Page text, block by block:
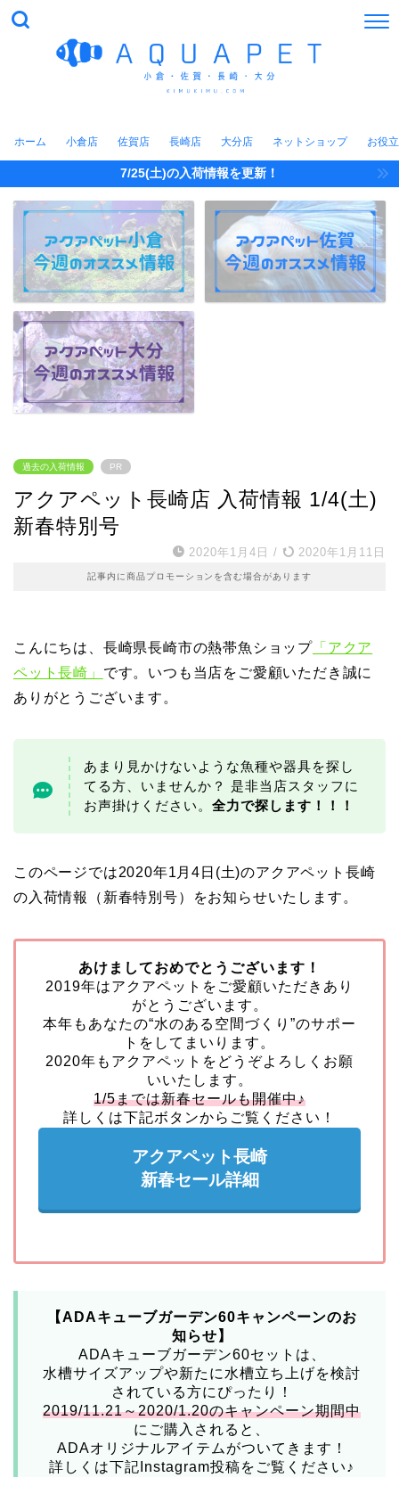
ホーム 小倉店 佐賀店 長崎店 大分店 ネットショップ お役
7/25(土)の入荷情報を更新！
過去の入荷情報 PR
アクアペット長崎店 入荷情報 1/4(土)
新春特別号
2020年1月4日 / 2020年1月11日
記事内に商品プロモーションを含む場合があります
こんにちは、長崎県長崎市の熱帯魚ショップ 「アクア
ペット長崎」 です。いつも当店をご愛顧いただき誠に
ありがとうございます。
あまり見かけないような魚種や器具を探し
てる方、いませんか？ 是非当店スタッフに
お声掛けください。 全力で探します！！！
このページでは2020年1月4日(土)のアクアペット長崎
の入荷情報（新春特別号）をお知らせいたします。
あけましておめでとうございます！
2019年はアクアペットをご愛顧いただきあり
がとうございます。
本年もあなたの“水のある空間づくり”のサポー
トをしてまいります。
2020年もアクアペットをどうぞよろしくお願
いいたします。
1/5までは新春セールも開催中♪
詳しくは下記ボタンからご覧ください！
アクアペット長崎
新春セール詳細
【ADAキューブガーデン60キャンペーンのお
知らせ】
ADAキューブガーデン60セットは、
水槽サイズアップや新たに水槽立ち上げを検討
されている方にぴったり！
2019/11.21～2020/1.20のキャンペーン期間中
にご購入されると、
ADAオリジナルアイテムがついてきます！
詳しくは下記Instagram投稿をご覧ください♪